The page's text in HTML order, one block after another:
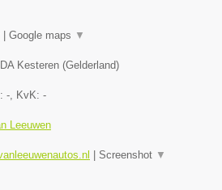
Google maps ▼
Kesteren (Gelderland)
- , KvK: -
Leeuwen
Screenshot ▼